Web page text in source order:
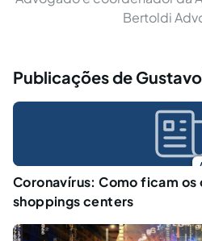
Bertoldi
Publicações de
Coronavírus: Como ficam
shoppings centers